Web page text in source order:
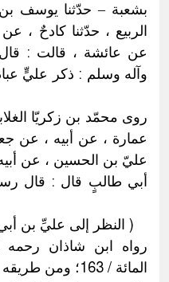
بشعبة – حدّثنا يوسف
الربيع ، حدّثنا كادحٌ ،
عن عائشة ، قالت :
وآله وسلم : ذكر عليٍّ
عمارة ، عن أبيه ، عن
عليّ بن الحسين ، عن
أبي طالبٍ قال : قال
( النظر إلى عليِّ بن أبي طالبٍ عبادة ، وذِكْره عبادة )
رواه ابن شاذان رحمه